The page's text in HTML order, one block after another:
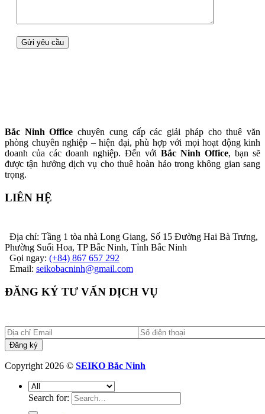
Bắc Ninh Office chuyên cung cấp các giải pháp cho thuê văn
phòng chuyên nghiệp – hiện đại, phù hợp với mọi hoạt động kinh
doanh của các doanh nghiệp. Đến với Bắc Ninh Office, bạn sẽ
được tận hưởng dịch vụ cho thuê hoàn hảo trong không gian sang
trọng.
LIÊN HỆ
Địa chỉ: Tầng 1 tòa nhà Long Giang, Số 15 Đường Hai Bà Trưng,
Phường Suối Hoa, TP Bắc Ninh, Tỉnh Bắc Ninh
Gọi ngay: (+84) 867 657 292
Email: seikobacninh@gmail.com
ĐĂNG KÝ TƯ VẤN DỊCH VỤ
Copyright 2026 © SEIKO Bắc Ninh
Search for: